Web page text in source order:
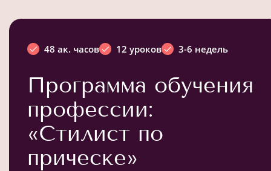
48 ак. часов 12 уроков 3-6 недель
Программа обучения
профессии:
«Стилист по
прическе»